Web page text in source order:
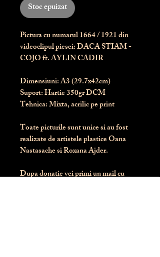
Stoc epuizat
Pictura cu numarul1664/ 1921 din
videoclipul piesei: DACA STIAM -
COJO ft. AYLIN CADIR
Dimensiuni: A3 (29.7x42cm)
Suport: Hartie 350gr DCM
Tehnica: Mixta, acrilic pe print
Toate picturile sunt unice si au fost
realizate de artistele plastice Oana
Nastasache si Roxana Ajder.
Dupa donatie vei primi un mail cu